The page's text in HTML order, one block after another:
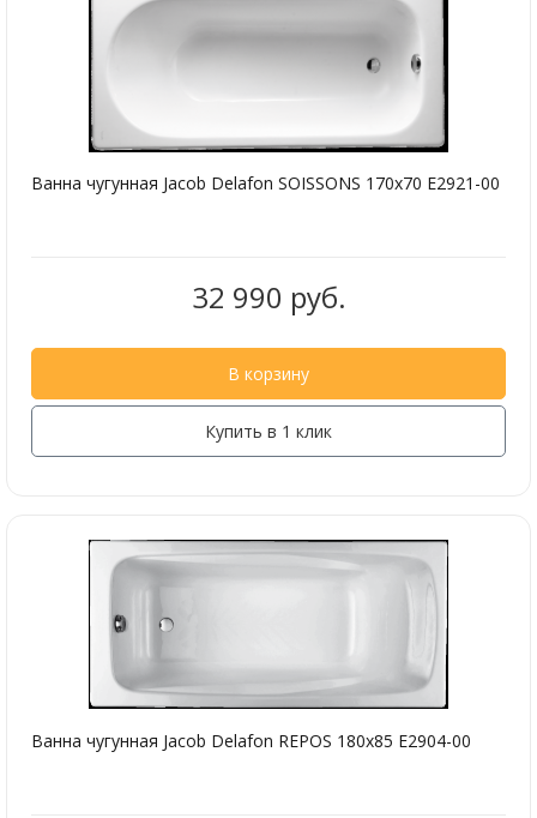
Ванна чугунная Jacob Delafon SOISSONS 170х70 E2921-00
32 990 руб.
В корзину
Купить в 1 клик
Ванна чугунная Jacob Delafon REPOS 180х85 E2904-00